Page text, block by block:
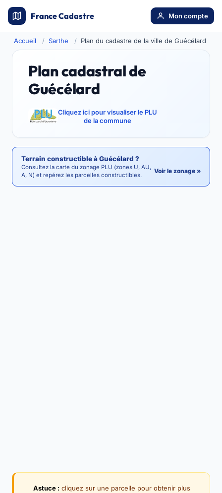
France Cadastre Mon compte
Accueil Sarthe Plan du cadastre de la ville de Guécélard
Plan cadastral de
Guécélard
Cliquez ici pour visualiser le PLU
de la commune
Terrain constructible à Guécélard ?
Consultez la carte du zonage PLU (zones U, AU,
A, N) et repérez les parcelles constructibles.
Voir le zonage »
Astuce : cliquez sur une parcelle pour obtenir plus